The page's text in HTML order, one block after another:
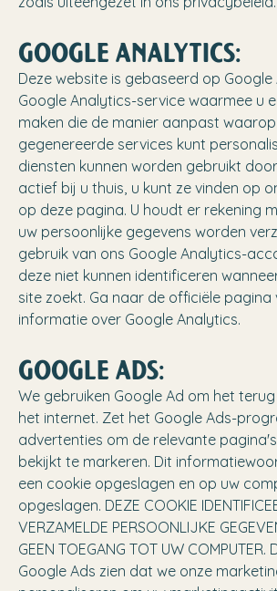
GOOGLE ANALYTICS:
Deze website is gebaseerd op Google
Google Analytics-service waarmee u
maken die de manier aanpast
gegenereerde services kunt
diensten kunnen worden gebruikt
actief bij u thuis, u kunt ze vinden op
op deze pagina. U houdt er rekening
uw persoonlijke gegevens worden
gebruik van ons Google Analytics-
deze niet kunnen identificeren
site zoekt. Ga naar de officiële pagina
informatie over Google Analytics.
GOOGLE ADS:
We gebruiken Google Ad om het
het internet. Zet het Google Ads-
advertenties om de relevante
bekijkt te markeren. Dit
een cookie opgeslagen en op uw
opgeslagen. DEZE COOKIE
VERZAMELDE PERSOONLIJKE
GEEN TOEGANG TOT UW
Google Ads zien dat we onze